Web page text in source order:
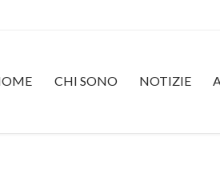
CHI SONO NOTIZIE